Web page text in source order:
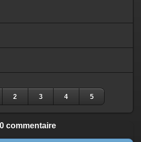
2 3 4 5
0 commentaire